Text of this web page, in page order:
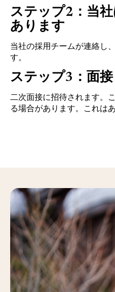
ステップ2：当
あります
当社の採用チームが連絡し
す。
ステップ3：面接
二次面接に招待されます。
る場合があります。これは